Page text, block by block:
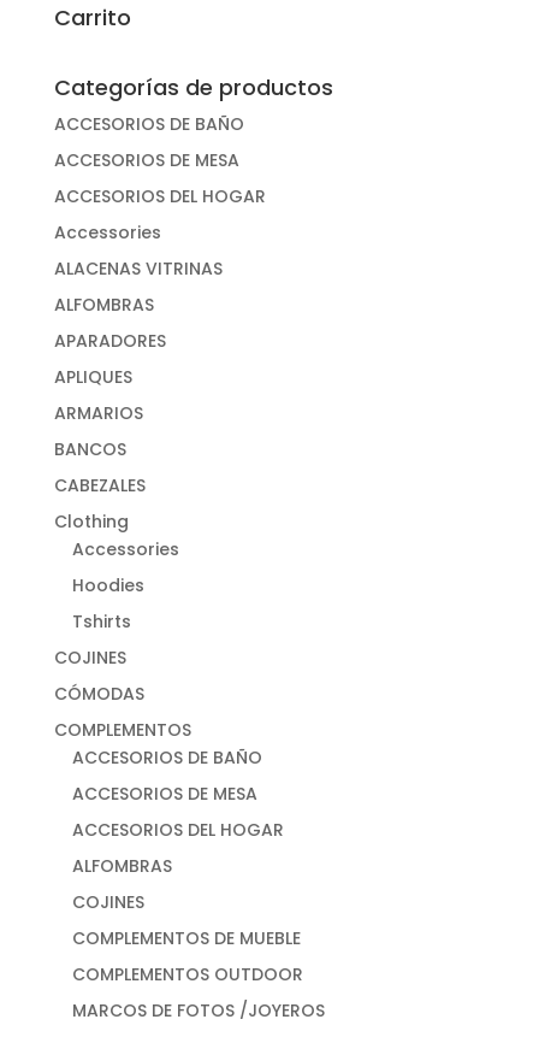
Carrito
Categorías de productos
ACCESORIOS DE BAÑO
ACCESORIOS DE MESA
ACCESORIOS DEL HOGAR
Accessories
ALACENAS VITRINAS
ALFOMBRAS
APARADORES
APLIQUES
ARMARIOS
BANCOS
CABEZALES
Clothing
Accessories
Hoodies
Tshirts
COJINES
CÓMODAS
COMPLEMENTOS
ACCESORIOS DE BAÑO
ACCESORIOS DE MESA
ACCESORIOS DEL HOGAR
ALFOMBRAS
COJINES
COMPLEMENTOS DE MUEBLE
COMPLEMENTOS OUTDOOR
MARCOS DE FOTOS /JOYEROS